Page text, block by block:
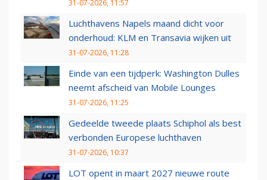
31-07-2026, 11:57
Luchthavens Napels maand dicht voor
onderhoud: KLM en Transavia wijken uit
31-07-2026, 11:28
Einde van een tijdperk: Washington Dulles
neemt afscheid van Mobile Lounges
31-07-2026, 11:25
Gedeelde tweede plaats Schiphol als best
verbonden Europese luchthaven
31-07-2026, 10:37
LOT opent in maart 2027 nieuwe route